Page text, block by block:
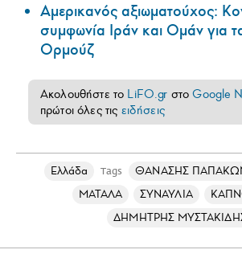
Αμερικανός αξιωματούχος:
συμφωνία Ιράν και Ομάν για
Ορμούζ
Ακολουθήστε το LiFO.gr στοGoogle
πρώτοι όλες τις ειδήσεις
Ελλάδα Tags
ΘΑΝΑΣΗΣ
ΜΑΤΑΛΑ
ΣΥΝΑΥΛΙΑ
ΔΗΜΗΤΡΗΣ